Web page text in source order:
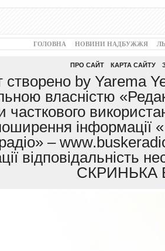
ГОЛОВНА НОВИНИ НАДБУЖЖЯ
ПРО САЙТ КАРТА САЙТУ
створено by Yarema
власністю
часткового
інформації
–
СКРИНЬКА